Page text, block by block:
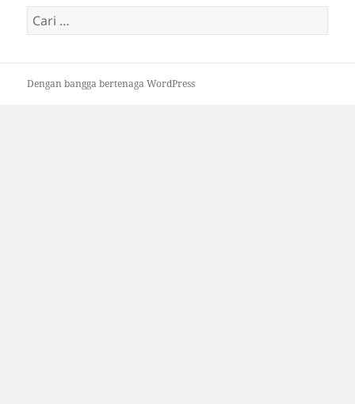
Cari
untuk:
Dengan bangga bertenaga WordPress